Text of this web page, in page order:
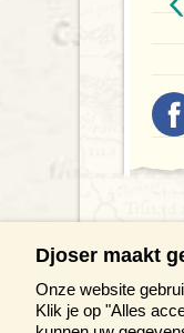
Djoser maakt
Onze website
Klik je op "Alles